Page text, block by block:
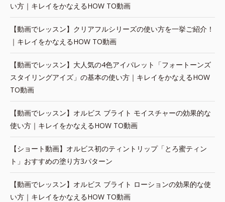
い方｜キレイをかなえるHOW TO動画
【動画でレッスン】クリアフルシリーズの使い方を一挙ご紹介！
｜キレイをかなえるHOW TO動画
【動画でレッスン】大人気の4色アイパレット「フォートーンズ
スタイリングアイズ」の基本の使い方｜キレイをかなえるHOW
TO動画
【動画でレッスン】オルビス ブライト モイスチャーの効果的な
使い方｜キレイをかなえるHOW TO動画
【ショート動画】オルビス初のティントリップ「とろ蜜ティン
ト」おすすめの塗り方3パターン
【動画でレッスン】オルビス ブライト ローションの効果的な使
い方｜キレイをかなえるHOW TO動画